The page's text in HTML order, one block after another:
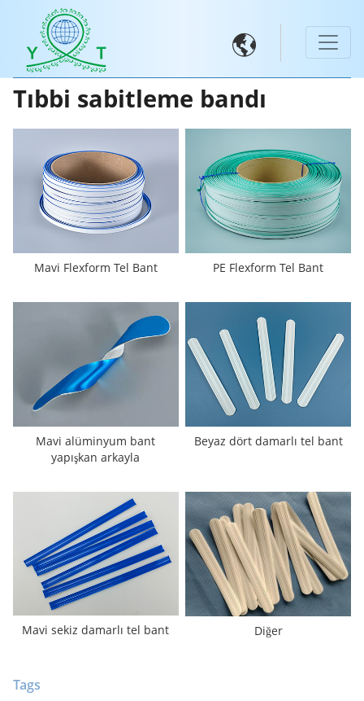

Tıbbi sabitleme bandı
Mavi Flexform Tel Bant PE Flexform Tel Bant
Mavi alüminyum bant
yapışkan arkayla
Beyaz dört damarlı tel bant
Mavi sekiz damarlı tel bant Diğer
Tags